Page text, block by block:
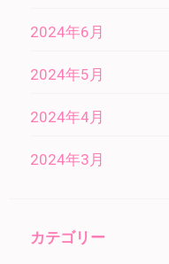
2024年6月
2024年5月
2024年4月
2024年3月
カテゴリー